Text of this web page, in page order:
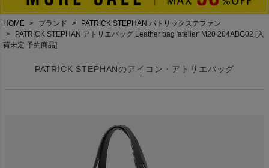
HOME ブランド
PATRICK STEPHAN パトリックステファン
PATRICK STEPHAN アトリエバッグ Leather bag 'atelier' M20 204ABG02 [入
荷未定 予約商品]
PATRICK STEPHANのアイコン・アトリエバッグ